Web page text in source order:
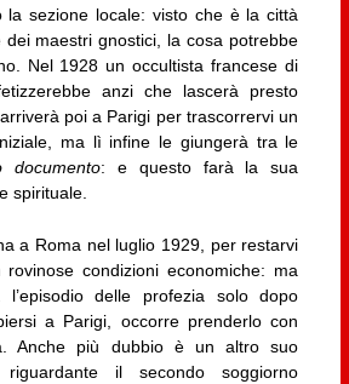
la sezione locale: visto che è la città
dei maestri gnostici, la cosa potrebbe
Nel 1928 un occultista francese di
anzi che lascerà presto
poi a Parigi per trascorrervi un
ma lì infine le giungerà tra le
documento: e questo farà la sua
spirituale.
a Roma nel luglio 1929, per restarvi
condizioni economiche: ma
delle profezia solo dopo
a Parigi, occorre prenderlo con
Anche più dubbio è un altro suo
riguardante il secondo soggiorno